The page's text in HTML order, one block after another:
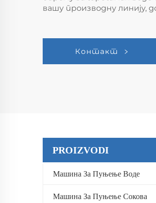
вашу производну линију,
Контакт
PROIZVODI
Машина За Пуњење Воде
Машина За Пуњење Сокова